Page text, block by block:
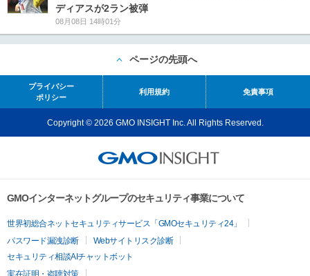
ディアスが2ラン被弾
08月08日 14時01分
ページの先頭へ
プライバシー
ポリシー
利用規約 免責事項
Copyright © 2026 GMO INSIGHT Inc. All Rights Reserved.
GMOインターネットグループのセキュリティ事業について
世界初総合ネットセキュリティサービス「GMOセキュリティ24」
パスワード漏洩診断
Webサイトリスク診断
セキュリティ相談AIチャットボット
実在証明・盗聴対策